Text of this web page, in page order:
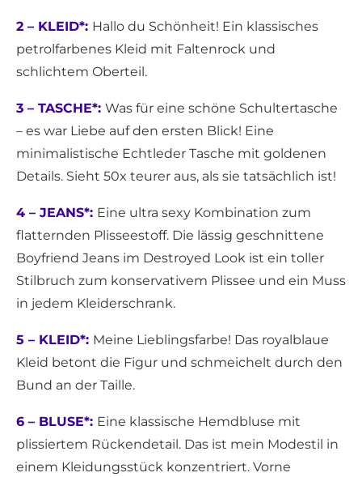
2 – KLEID*: Hallo du Schönheit! Ein klassisches
petrolfarbenes Kleid mit Faltenrock und
schlichtem Oberteil.
3 – TASCHE*: Was für eine schöne Schultertasche
– es war Liebe auf den ersten Blick! Eine
minimalistische Echtleder Tasche mit goldenen
Details. Sieht 50x teurer aus, als sie tatsächlich ist!
4 – JEANS*: Eine ultra sexy Kombination zum
flatternden Plisseestoff. Die lässig geschnittene
Boyfriend Jeans im Destroyed Look ist ein toller
Stilbruch zum konservativem Plissee und ein Muss
in jedem Kleiderschrank.
5 – KLEID*: Meine Lieblingsfarbe! Das royalblaue
Kleid betont die Figur und schmeichelt durch den
Bund an der Taille.
6 – BLUSE*: Eine klassische Hemdbluse mit
plissiertem Rückendetail. Das ist mein Modestil in
einem Kleidungsstück konzentriert. Vorne